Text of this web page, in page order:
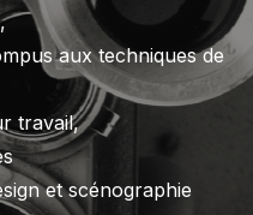
aux techniques de
travail,
et scénographie